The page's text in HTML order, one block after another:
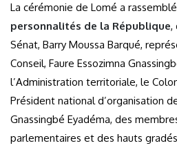
La cérémonie de Lomé a
personnalités de la République,
Sénat, Barry Moussa Barqué,
Conseil, Faure Essozimna
l’Administration territoriale, le
Président national d’organisation
Gnassingbé Eyadéma, des
parlementaires et des hauts